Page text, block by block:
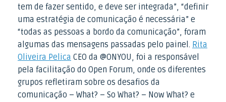
tem de fazer sentido, e deve ser integrada”, “definir
uma estratégia de comunicação é necessária” e
“todas as pessoas a bordo da comunicação”, foram
algumas das mensagens passadas pelo painel. Rita
Oliveira Pelica CEO da @ONYOU, foi a responsável
pela facilitação do Open Forum, onde os diferentes
grupos refletiram sobre os desafios da
comunicação – What? – So What? – Now What? e